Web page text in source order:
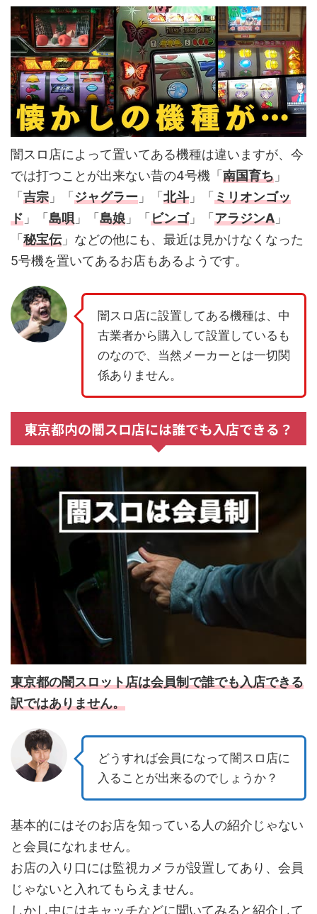
闇スロ店によって置いてある機種は違いますが、今
では打つことが出来ない昔の4号機「 南国育ち 」
「 吉宗 」「 ジャグラー 」「 北斗 」「 ミリオンゴッ
ド 」「 島唄 」「 島娘 」「 ビンゴ」「 アラジンA 」
「 秘宝伝」などの他にも、最近は見かけなくなった
5号機を置いてあるお店もあるようです。
闇スロ店に設置してある機種は、中
古業者から購入して設置しているも
のなので、当然メーカーとは一切関
係ありません。
東京都内の闇スロ店には誰でも入店できる？
東京都の闇スロット店は会員制で誰でも入店できる
訳ではありません。
どうすれば会員になって闇スロ店に
入ることが出来るのでしょうか？
基本的にはそのお店を知っている人の紹介じゃない
と会員になれません。
お店の入り口には監視カメラが設置してあり、会員
じゃないと入れてもらえません。
しかし中にはキャッチなどに聞いてみると紹介して